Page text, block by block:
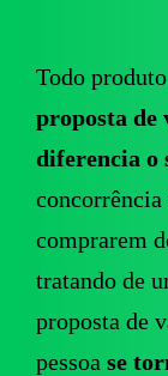
Todo
proposta de
diferencia o
concorrência
comprarem
tratando de
proposta de
pessoa se